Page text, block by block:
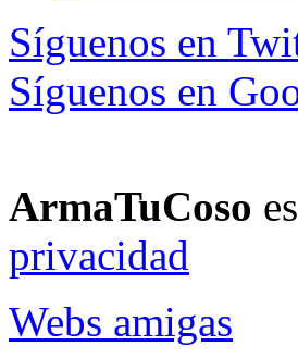
Síguenos en
Síguenos en
ArmaTuCoso
privacidad
Webs amigas